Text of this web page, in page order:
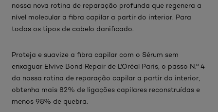
nossa nova rotina de reparação profunda que regenera a
nível molecular a fibra capilar a partir do interior. Para
todos os tipos de cabelo danificado.
Proteja e suavize a fibra capilar com o Sérum sem
enxaguar Elvive Bond Repair de L'Oréal Paris, o passo N.º 4
da nossa rotina de reparação capilar a partir do interior,
obtenha mais 82% de ligações capilares reconstruídas e
menos 98% de quebra.